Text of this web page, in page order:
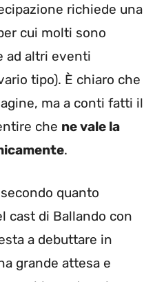
richiede una
cui molti sono
ad altri eventi
tipo). È chiaro che
ma a conti fatti il
che ne vale la
.
quanto
cast di Ballando con
a debuttare in
grande attesa e